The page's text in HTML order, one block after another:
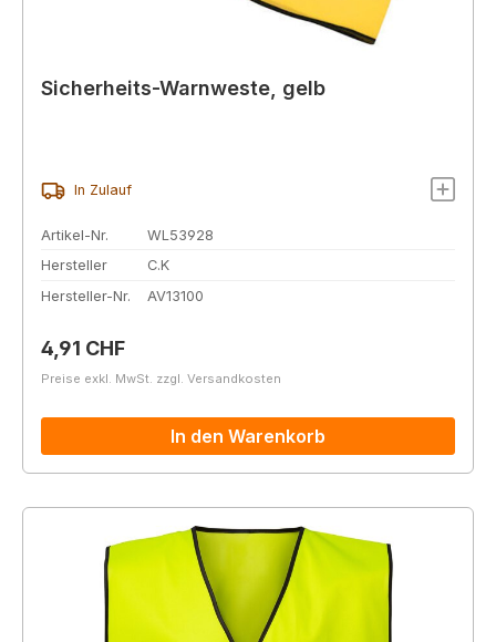
Sicherheits-Warnweste, gelb
In Zulauf
Artikel-Nr.
WL53928
Hersteller
C.K
Hersteller-Nr.
AV13100
Regulärer Preis:
4,91 CHF
Preise exkl. MwSt. zzgl. Versandkosten
In den Warenkorb